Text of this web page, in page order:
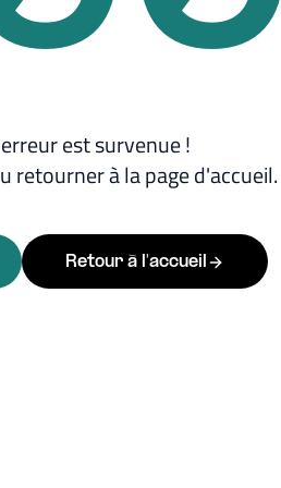
est survenue !
retourner à la page d'accueil.
Retour à l'accueil